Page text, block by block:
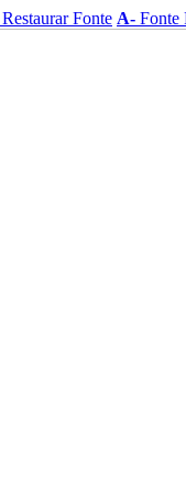
Restaurar Fonte A- Fonte